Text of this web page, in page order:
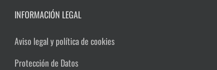
INFORMACIÓN LEGAL
Aviso legal y política de cookies
Protección de Datos